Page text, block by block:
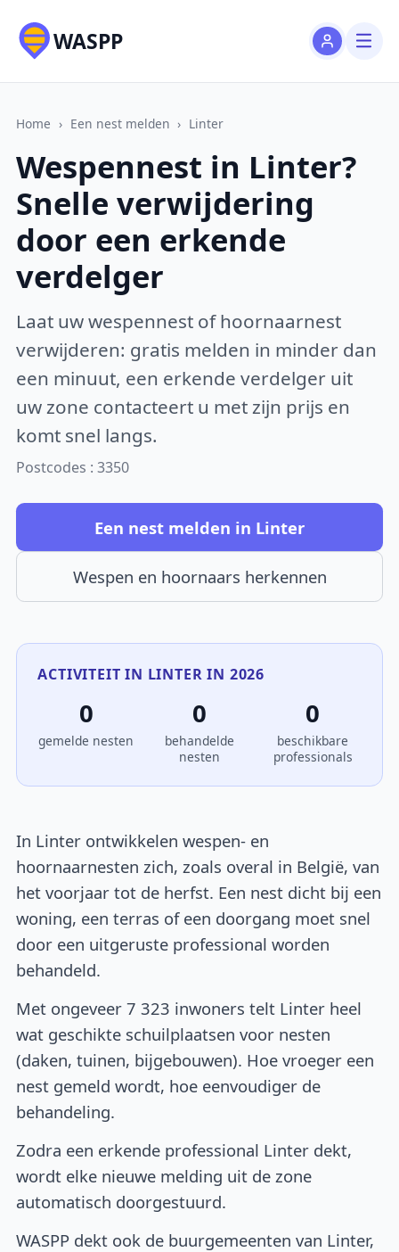
WASPP
Home › Een nest melden › Linter
Wespennest in Linter?
Snelle verwijdering
door een erkende
verdelger
Laat uw wespennest of hoornaarnest
verwijderen: gratis melden in minder dan
een minuut, een erkende verdelger uit
uw zone contacteert u met zijn prijs en
komt snel langs.
Postcodes : 3350
Een nest melden in Linter
Wespen en hoornaars herkennen
ACTIVITEIT IN LINTER IN 2026
0
gemelde nesten
0
behandelde
nesten
0
beschikbare
professionals
In Linter ontwikkelen wespen- en
hoornaarnesten zich, zoals overal in België, van
het voorjaar tot de herfst. Een nest dicht bij een
woning, een terras of een doorgang moet snel
door een uitgeruste professional worden
behandeld.
Met ongeveer 7 323 inwoners telt Linter heel
wat geschikte schuilplaatsen voor nesten
(daken, tuinen, bijgebouwen). Hoe vroeger een
nest gemeld wordt, hoe eenvoudiger de
behandeling.
Zodra een erkende professional Linter dekt,
wordt elke nieuwe melding uit de zone
automatisch doorgestuurd.
WASPP dekt ook de buurgemeenten van Linter,